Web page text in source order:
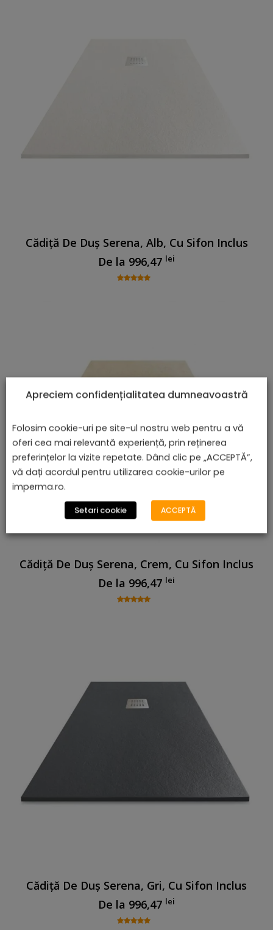
Cădiță De Duș Serena, Alb, Cu Sifon Inclus
De la 996,47 lei
Cădiță De Duș Serena, Crem, Cu Sifon Inclus
De la 996,47 lei
Cădiță De Duș Serena, Gri, Cu Sifon Inclus
De la 996,47 lei
Apreciem confidențialitatea dumneavoastră
Folosim cookie-uri pe site-ul nostru web pentru a vă
oferi cea mai relevantă experiență, prin reținerea
preferințelor la vizite repetate. Dând clic pe „ACCEPTĂ”,
vă dați acordul pentru utilizarea cookie-urilor pe
imperma.ro.
Setari cookie ACCEPTĂ